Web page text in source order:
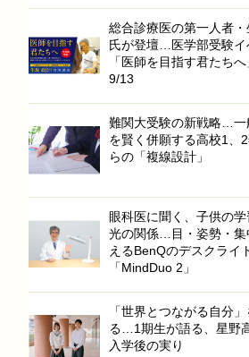
総合診療医の第一人者・
氏が登壇…医学部受験イ
「医師を目指す君たち
9/13
難関大受験の新戦略…一
を賢く併願する高校1、
らの「複線設計」
眼科医に聞く、子供の学
光の関係…目・姿勢・集
えるBenQのデスクライ
「MindDuo 2」
「世界とつながる自分
る…1期生が語る、星野
入学後の実り